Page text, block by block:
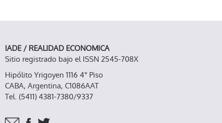
IADE / REALIDAD ECONOMICA
Sitio registrado bajo el ISSN 2545-708X
Hipólito Yrigoyen 1116 4° Piso
CABA, Argentina, C1086AAT
Tel. (5411) 4381-7380/9337